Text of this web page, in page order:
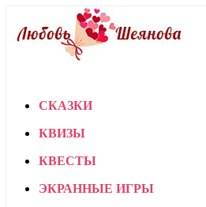
СКАЗКИ
КВИЗЫ
КВЕСТЫ
ЭКРАННЫЕ ИГРЫ